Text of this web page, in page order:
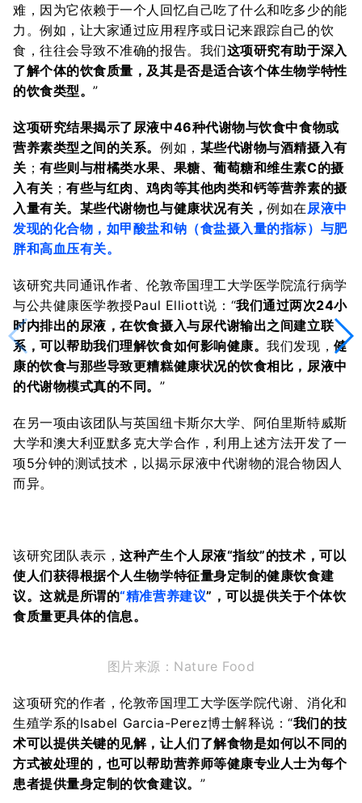
难，因为它依赖于一个人回忆自己吃了什么和吃多少的能
力。例如，让大家通过应用程序或日记来跟踪自己的饮
食，往往会导致不准确的报告。我们这项研究有助于深入
了解个体的饮食质量，及其是否是适合该个体生物学特性
的饮食类型。”
这项研究结果揭示了尿液中46种代谢物与饮食中食物或
营养素类型之间的关系。 例如， 某些代谢物与酒精摄入有
关 ；有些则与柑橘类水果、果糖、葡萄糖和维生素C的摄
入有关 ；有些与红肉、鸡肉等其他肉类和钙等营养素的摄
入量有关。 某些代谢物也与健康状况有关，例如在尿液中
发现的化合物，如甲酸盐和钠（食盐摄入量的指标）与肥
胖和高血压有关。
该研究共同通讯作者、伦敦帝国理工大学医学院流行病学
与公共健康医学教授Paul Elliott说：“我们通过两次24小
时内排出的尿液，在饮食摄入与尿代谢输出之间建立联
系，可以帮助我们理解饮食如何影响健康。我们发现，健
康的饮食与那些导致更糟糕健康状况的饮食相比，尿液中
的代谢物模式真的不同。 ”
在另一项由该团队与英国纽卡斯尔大学、阿伯里斯特威斯
大学和澳大利亚默多克大学合作，利用上述方法开发了一
项5分钟的测试技术，以揭示尿液中代谢物的混合物因人
而异。
该研究团队表示，这种产生个人尿液“指纹”的技术，可以
使人们获得根据个人生物学特征量身定制的健康饮食建
议。这就是所谓的“精准营养建议”，可以提供关于个体饮
食质量更具体的信息。
图片来源：Nature Food
这项研究的作者，伦敦帝国理工大学医学院代谢、消化和
生殖学系的Isabel Garcia-Perez博士解释说：“我们的技
术可以提供关键的见解，让人们了解食物是如何以不同的
方式被处理的，也可以帮助营养师等健康专业人士为每个
患者提供量身定制的饮食建议。 ”